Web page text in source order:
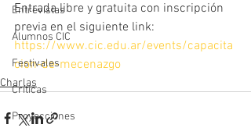
Entrevistas
Alumnos CIC
Festivales
Críticas
Proyecciones
Entrada libre y gratuita con inscripción
previa en el siguiente link:
https://www.cic.edu.ar/events/capacita
cion-de-mecenazgo
Charlas